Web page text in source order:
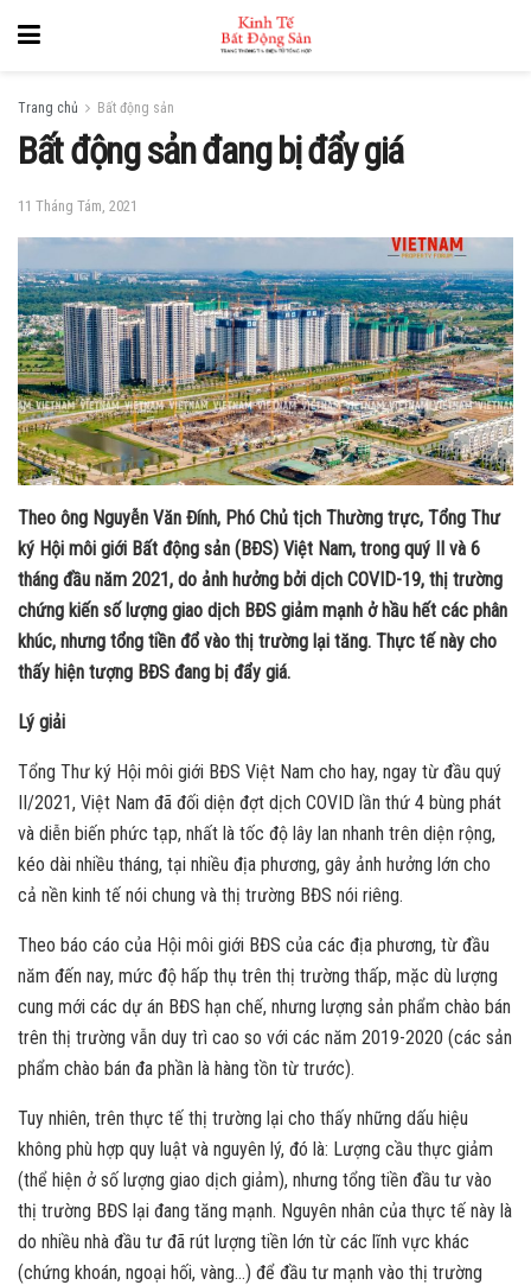
Trang chủ Bất động sản
Bất động sản đang bị đẩy giá
11 Tháng Tám, 2021
Theo ông Nguyễn Văn Đính, Phó Chủ tịch Thường trực, Tổng Thư
ký Hội môi giới Bất động sản (BĐS) Việt Nam, trong quý II và 6
tháng đầu năm 2021, do ảnh hưởng bởi dịch COVID-19, thị trường
chứng kiến số lượng giao dịch BĐS giảm mạnh ở hầu hết các phân
khúc, nhưng tổng tiền đổ vào thị trường lại tăng. Thực tế này cho
thấy hiện tượng BĐS đang bị đẩy giá.
Lý giải
Tổng Thư ký Hội môi giới BĐS Việt Nam cho hay, ngay từ đầu quý
II/2021, Việt Nam đã đối diện đợt dịch COVID lần thứ 4 bùng phát
và diễn biến phức tạp, nhất là tốc độ lây lan nhanh trên diện rộng,
kéo dài nhiều tháng, tại nhiều địa phương, gây ảnh hưởng lớn cho
cả nền kinh tế nói chung và thị trường BĐS nói riêng.
Theo báo cáo của Hội môi giới BĐS của các địa phương, từ đầu
năm đến nay, mức độ hấp thụ trên thị trường thấp, mặc dù lượng
cung mới các dự án BĐS hạn chế, nhưng lượng sản phẩm chào bán
trên thị trường vẫn duy trì cao so với các năm 2019-2020 (các sản
phẩm chào bán đa phần là hàng tồn từ trước).
Tuy nhiên, trên thực tế thị trường lại cho thấy những dấu hiệu
không phù hợp quy luật và nguyên lý, đó là: Lượng cầu thực giảm
(thể hiện ở số lượng giao dịch giảm), nhưng tổng tiền đầu tư vào
thị trường BĐS lại đang tăng mạnh. Nguyên nhân của thực tế này là
do nhiều nhà đầu tư đã rút lượng tiền lớn từ các lĩnh vực khác
(chứng khoán, ngoại hối, vàng…) để đầu tư mạnh vào thị trường